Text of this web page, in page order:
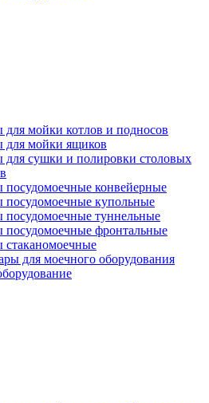
мойки котлов и подносов
мойки ящиков
сушки и полировки столовых
конвейерные
купольные
туннельные
фронтальные
для моечного оборудования